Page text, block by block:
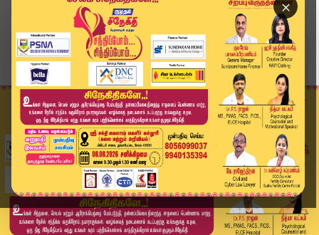
×
Home
வீடியோ ஸ்டோரி
மே தினமும்.. தலைவர்களின் வாழ்த்துகளும்.. | May ...